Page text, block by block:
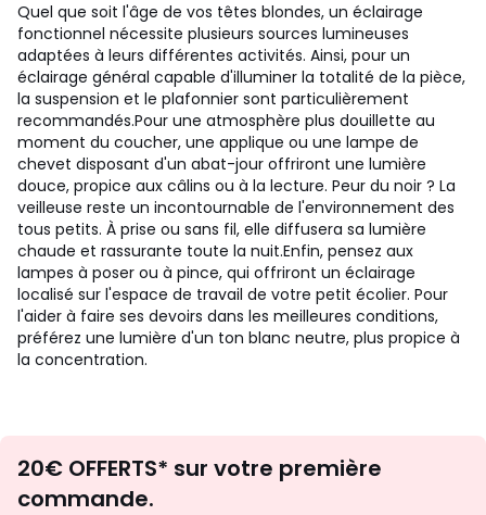
Quel que soit l'âge de vos têtes blondes, un éclairage
fonctionnel nécessite plusieurs sources lumineuses
adaptées à leurs différentes activités. Ainsi, pour un
éclairage général capable d'illuminer la totalité de la pièce,
la suspension et le plafonnier sont particulièrement
recommandés.Pour une atmosphère plus douillette au
moment du coucher, une applique ou une lampe de
chevet disposant d'un abat-jour offriront une lumière
douce, propice aux câlins ou à la lecture. Peur du noir ? La
veilleuse reste un incontournable de l'environnement des
tous petits. À prise ou sans fil, elle diffusera sa lumière
chaude et rassurante toute la nuit.Enfin, pensez aux
lampes à poser ou à pince, qui offriront un éclairage
localisé sur l'espace de travail de votre petit écolier. Pour
l'aider à faire ses devoirs dans les meilleures conditions,
préférez une lumière d'un ton blanc neutre, plus propice à
la concentration.
d'inspirations
20€ OFFERTS* sur votre première
commande.